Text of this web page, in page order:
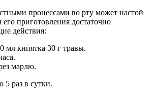
процессами во рту может настой
приготовления достаточно
действия:
мл кипятка 30 г травы.
марлю.
5 раз в сутки.